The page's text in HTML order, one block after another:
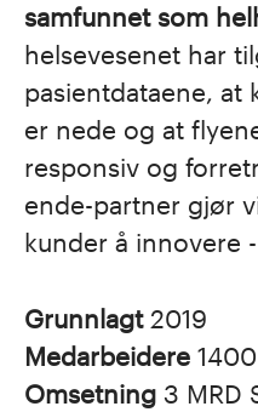
samfunnet som
helsevesenet har
pasientdataene, at
er nede og at
responsiv og
ende-partner gjør
kunder å innovere
Grunnlagt 2019
Medarbeidere 1400
Omsetning 3 MRD